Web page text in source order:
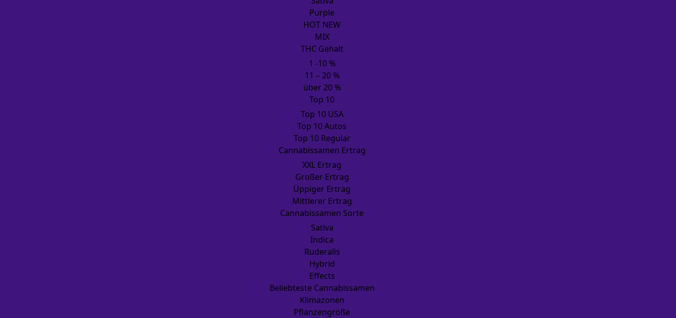
Purple
HOT NEW
MIX
THC Gehalt
1 -10 %
11 – 20 %
über 20 %
Top 10
Top 10 USA
Top 10 Autos
Top 10 Regular
Cannabissamen Ertrag
XXL Ertrag
Großer Ertrag
Üppiger Ertrag
Mittlerer Ertrag
Cannabissamen Sorte
Sativa
Indica
Ruderalis
Hybrid
Effects
Beliebteste Cannabissamen
Klimazonen
Pflanzengröße